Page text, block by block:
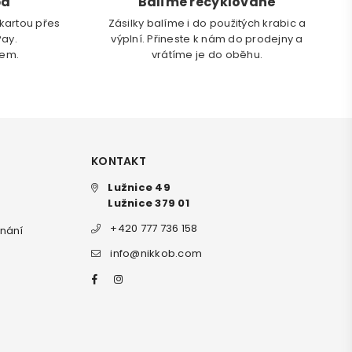
přes
Zásilky balíme i do použitých krabic a
výplní. Přineste k nám do prodejny a
vrátíme je do oběhu.
KONTAKT
Lužnice 49
Lužnice 379 01
+420 777 736 158
info@nikkob.com
Facebook